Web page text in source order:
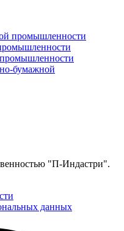
промышленности
бумажной
"П-Индастри".
данных